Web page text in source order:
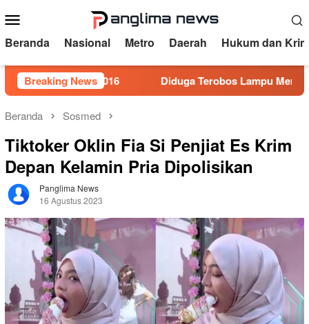
ke
kontenMobile
Beranda Nasional Metro Daerah Hukum dan
Breaking News
2016 Diduga Terobos Lampu Merah, Perwira
Beranda Sosmed
Tiktoker Oklin Fia Si Penjiat Es Krim
Depan Kelamin Pria Dipolisikan
Panglima News
16 Agustus 2023